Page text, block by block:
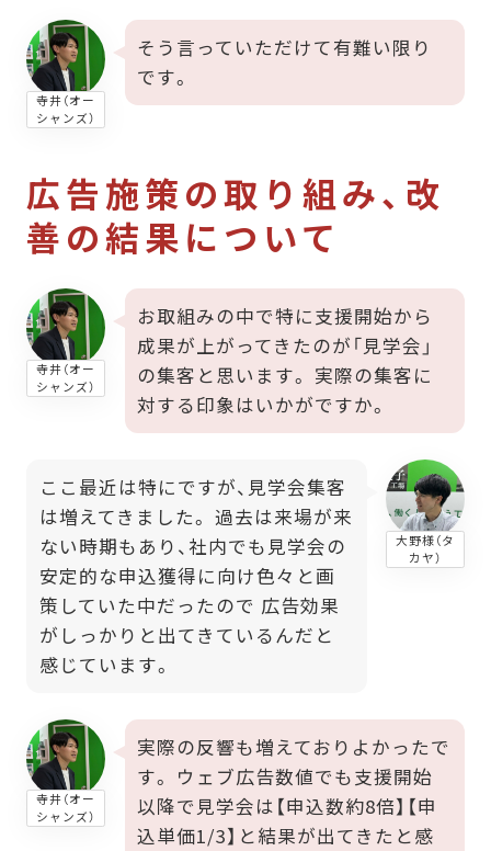
寺井（オー
シャンズ）
そう言っていただけて有難い限り
です。
広告施策の取り組み、改
善の結果について
寺井（オー
シャンズ）
お取組みの中で特に支援開始から
成果が上がってきたのが「見学会」
の集客と思います。 実際の集客に
対する印象はいかがですか。
大野様（タ
カヤ）
ここ最近は特にですが、見学会集客
は増えてきました。 過去は来場が来
ない時期もあり、社内でも見学会の
安定的な申込獲得に向け色々と画
策していた中だったので 広告効果
がしっかりと出てきているんだと
感じています。
寺井（オー
シャンズ）
実際の反響も増えておりよかったで
す。 ウェブ広告数値でも支援開始
以降で見学会は【申込数約8倍】【申
込単価1/3】と結果が出てきたと感